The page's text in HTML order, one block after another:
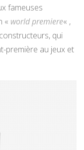
fameuses
« world premiere« ,
qui
première au jeux et